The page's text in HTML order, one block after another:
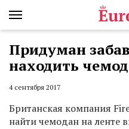
Придуман
находить
4 сентября 2017
Британская компания
найти чемодан на ленте